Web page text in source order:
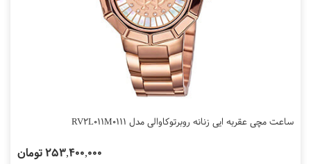
ساعت مچی عقربه ایی زنانه روبرتوکاوالی مدل RV2L011M0111
253,400,000 تومان